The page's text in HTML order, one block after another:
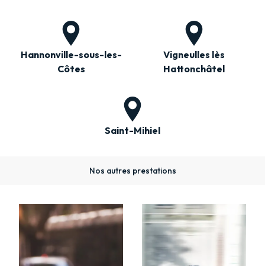
Hannonville-sous-les-
Côtes
Vigneulles lès
Hattonchâtel
Saint-Mihiel
Nos autres prestations